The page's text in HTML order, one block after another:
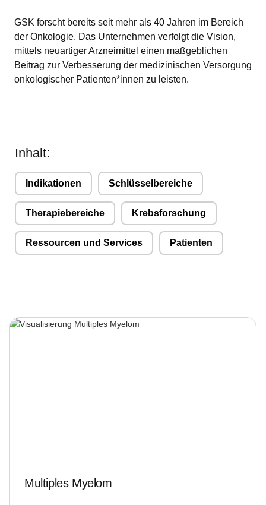
GSK forscht bereits seit mehr als 40 Jahren im Bereich
der Onkologie. Das Unternehmen verfolgt die Vision,
mittels neuartiger Arzneimittel einen maßgeblichen
Beitrag zur Verbesserung der medizinischen Versorgung
onkologischer Patienten*innen zu leisten.
Inhalt:
Indikationen Schlüsselbereiche
Therapiebereiche Krebsforschung
Ressourcen und Services Patienten
Multiples Myelom